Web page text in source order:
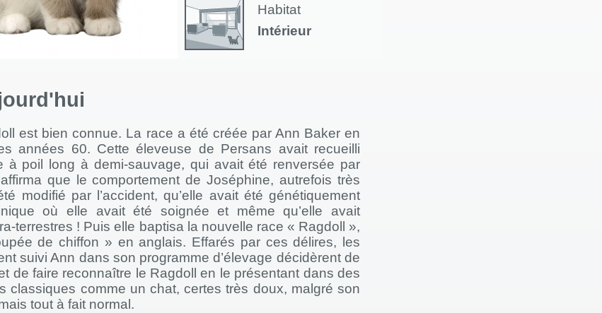
Habitat
Intérieur
est bien connue. La race a été créée par Ann Baker en
années 60. Cette éleveuse de Persans avait recueilli
à poil long à demi-sauvage, qui avait été renversée par
que le comportement de Joséphine, autrefois très
modifié par l’accident, qu’elle avait été génétiquement
où elle avait été soignée et même qu’elle avait
terrestres ! Puis elle baptisa la nouvelle race « Ragdoll »,
de chiffon » en anglais. Effarés par ces délires, les
suivi Ann dans son programme d’élevage décidèrent de
de faire reconnaître le Ragdoll en le présentant dans des
classiques comme un chat, certes très doux, malgré son
tout à fait normal.